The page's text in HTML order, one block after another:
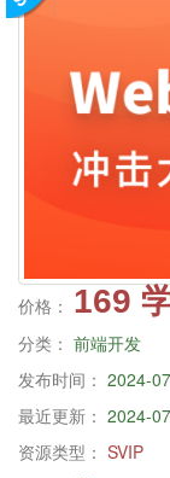
价格： 169
分类： 前端开发
发布时间： 2024-
最近更新： 2024-
资源类型： SVIP